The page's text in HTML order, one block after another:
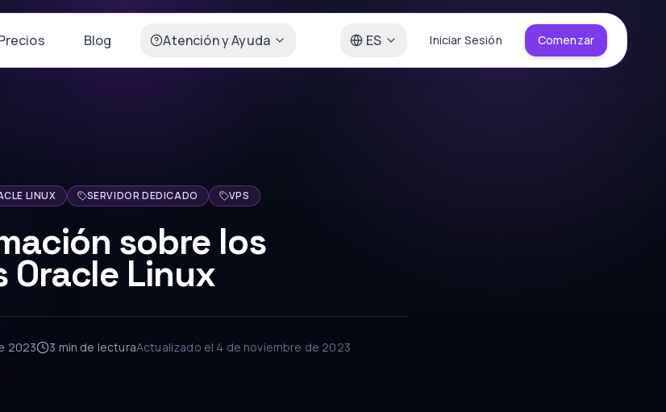
Blog Atención y Ayuda ES Iniciar Sesión Comenzar
LINUX SERVIDOR DEDICADO VPS
sobre los
Oracle Linux
2023 3 min de lecturaActualizado el 4 de noviembre de 2023